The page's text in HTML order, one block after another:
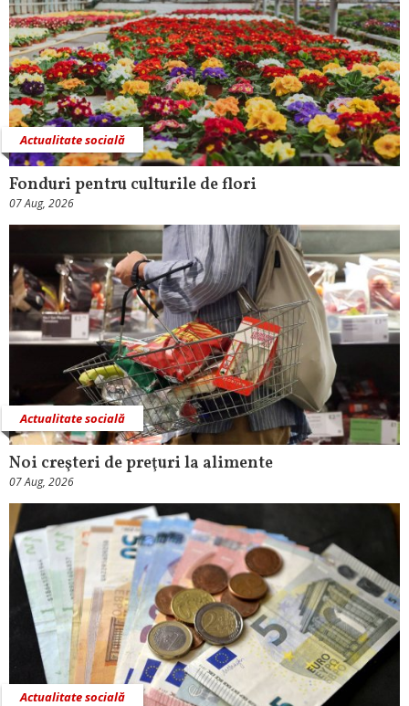
Actualitate socială
Fonduri pentru culturile de flori
07 Aug, 2026
Actualitate socială
Noi creşteri de preţuri la alimente
07 Aug, 2026
Actualitate socială